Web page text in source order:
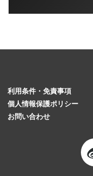
利用条件・免責事項
個人情報保護ポリシー
お問い合わせ